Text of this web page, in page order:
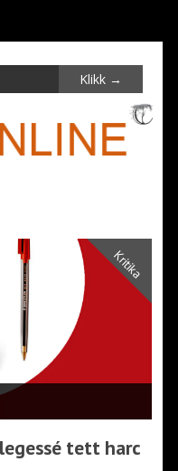
Kritika
tett harc